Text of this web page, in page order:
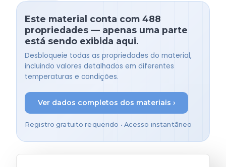
Este material conta com 488
propriedades — apenas uma parte
está sendo exibida aqui.
Desbloqueie todas as propriedades do material,
incluindo valores detalhados em diferentes
temperaturas e condições.
Ver dados completos dos materiais ›
Registro gratuito requerido • Acesso instantâneo